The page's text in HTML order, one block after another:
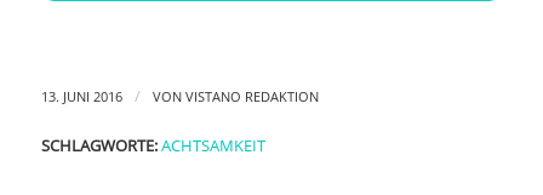
13. JUNI 2016 / VON VISTANO REDAKTION
SCHLAGWORTE: ACHTSAMKEIT